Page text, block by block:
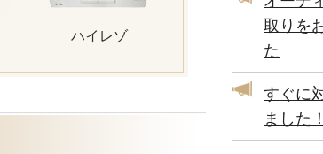
ハイレゾ
取りを
た
すぐに
ました！